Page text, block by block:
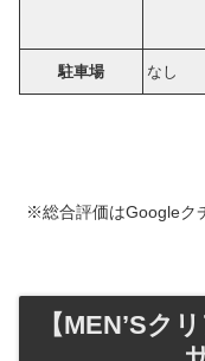
駐車場 なし
※総合評価はGoogleク
【MEN’Sク